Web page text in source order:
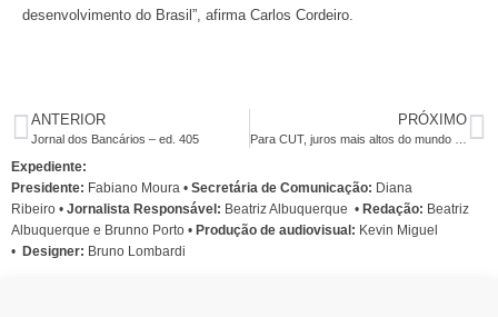
desenvolvimento do Brasil”, afirma Carlos Cordeiro.
ANTERIOR
Jornal dos Bancários – ed. 405
PRÓXIMO
Expediente:
Presidente: Fabiano Moura • Secretária de Comunicação: Diana
Ribeiro • Jornalista Responsável: Beatriz Albuquerque • Redação: Beatriz
Albuquerque e Brunno Porto • Produção de audiovisual: Kevin Miguel
• Designer: Bruno Lombardi